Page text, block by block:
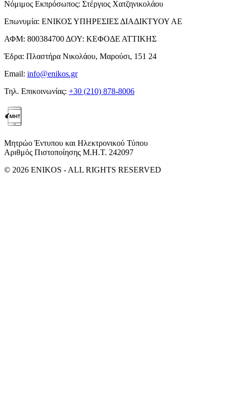
Νόμιμος Εκπρόσωπος: Στέργιος Χατζηνικολάου
Επωνυμία: ΕΝΙΚΟΣ ΥΠΗΡΕΣΙΕΣ ΔΙΑΔΙΚΤΥΟΥ ΑΕ
ΑΦΜ: 800384700 ΔΟΥ: ΚΕΦΟΔΕ ΑΤΤΙΚΗΣ
Έδρα: Πλαστήρα Νικολάου, Μαρούσι, 151 24
Email: info@enikos.gr
Τηλ. Επικοινωνίας: +30 (210) 878-8006
Μητρώο Έντυπου και Ηλεκτρονικού Τύπου
Αριθμός Πιστοποίησης Μ.Η.Τ. 242097
© 2026 ENIKOS - ALL RIGHTS RESERVED